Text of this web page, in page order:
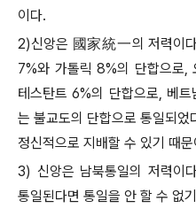
이다.
2)신앙은 國家統一의 저력이
7%와 가톨릭 8%의 단합으로,
테스탄트 6%의 단합으로, 베
는 불교도의 단합으로 통일되
정신적으로 지배할 수 있기 때문
3) 신앙은 남북통일의 저력이
통일된다면 통일을 안 할 수 없